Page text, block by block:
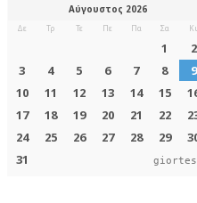
giortes